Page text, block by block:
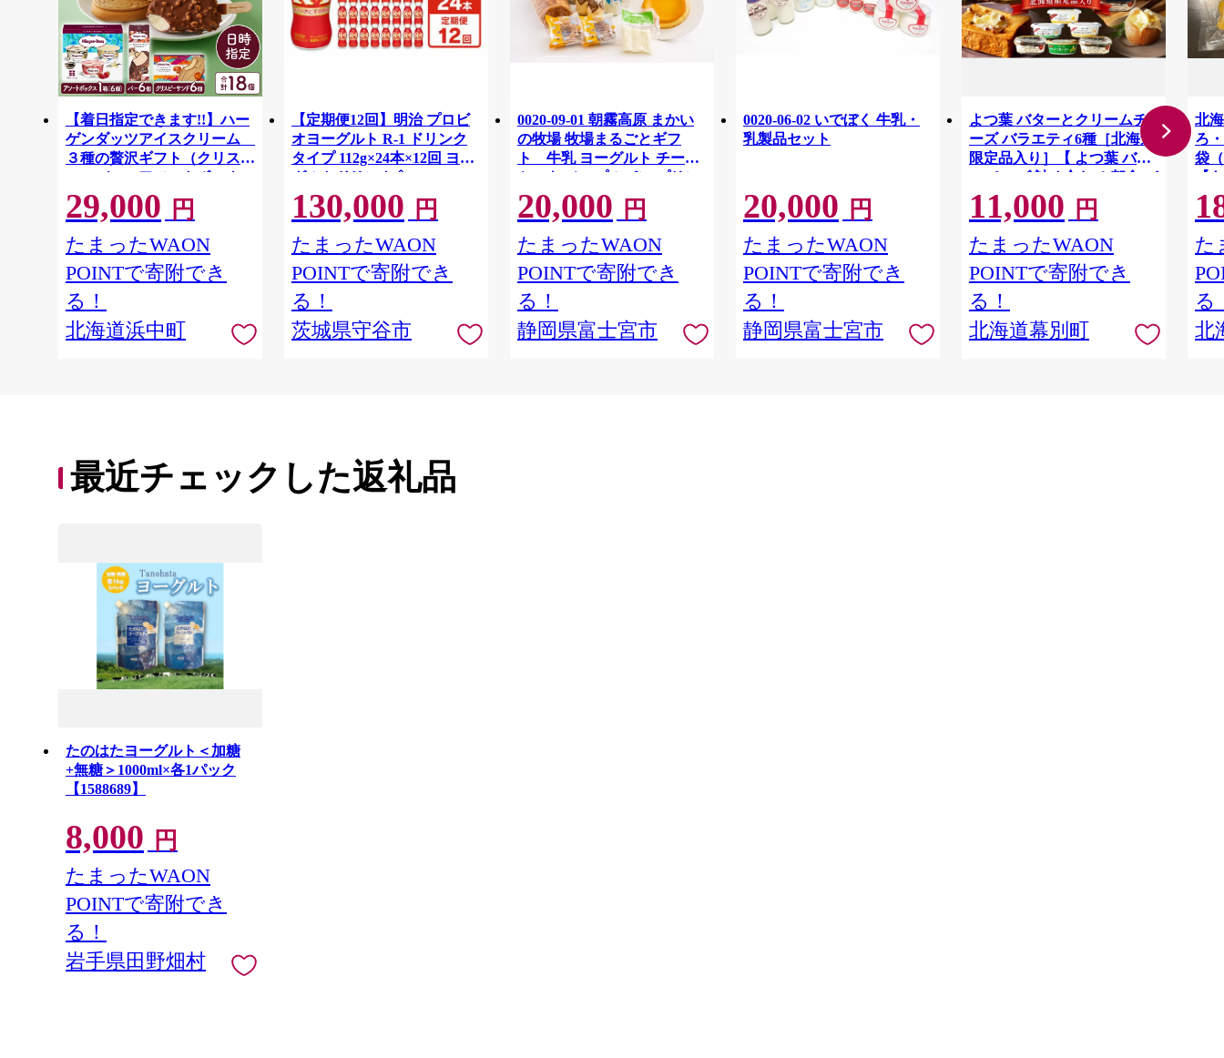
【着日指定できます!!】ハー
ゲンダッツアイスクリーム
３種の贅沢ギフト（クリスピ
ー・バー・アソートボック
ス）_H0016-123
29,000 円
たまったWAON
POINTで寄附でき
る！
北海道浜中町
【定期便12回】明治 プロビ
オヨーグルト R-1 ドリンク
タイプ 112g×24本×12回 ヨー
グルトドリンク◇
130,000 円
たまったWAON
POINTで寄附でき
る！
茨城県守谷市
0020-09-01 朝霧高原 まかい
の牧場 牧場まるごとギフ
ト 牛乳 ヨーグルト チーズ
ケーキ メープルパン プリン
チーズ ドーナツ
20,000 円
たまったWAON
POINTで寄附でき
る！
静岡県富士宮市
0020-06-02 いでぼく 牛乳・
乳製品セット
20,000 円
たまったWAON
POINTで寄附でき
る！
静岡県富士宮市
よつ葉 バターとクリームチ
ーズ バラエティ6種［北海道
限定品入り］【 よつ葉 バタ
ー チーズ 詰め合わせ 朝食 パ
ン セット おすすめ パンにお
いしい クリームチーズ モー
ニング高級 比較 北海道 十勝
幕別 】[№5749-1832]
11,000 円
たまったWAON
POINTで寄附でき
る！
北海道幕別町
北
ろ
袋
【
ー
レ
乳
お
た
る
北
最近チェックした返礼品
たのはたヨーグルト＜加糖
+無糖＞1000ml×各1パック
【1588689】
8,000 円
たまったWAON
POINTで寄附でき
る！
岩手県田野畑村